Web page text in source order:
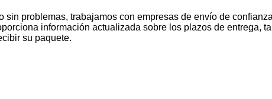
sin problemas, trabajamos con empresas de envío de
información actualizada sobre los plazos de entrega,
su paquete.